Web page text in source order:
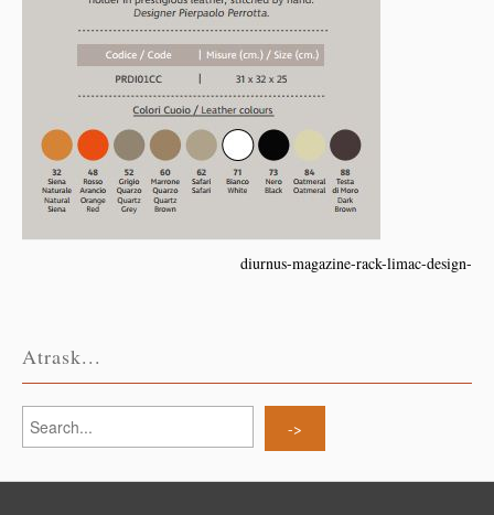
diurnus-magazine-rack-limac-design-
Atrask...